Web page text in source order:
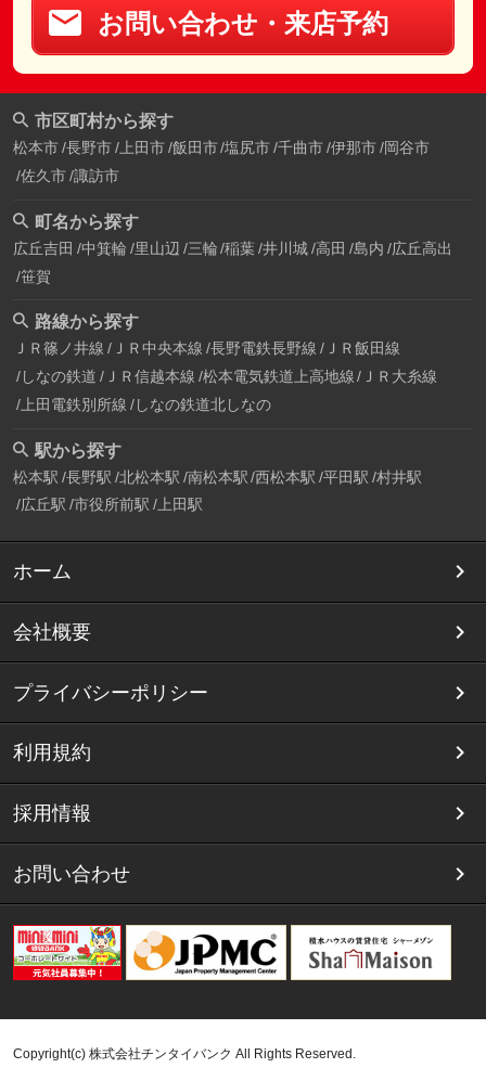
お問い合わせ・来店予約
市区町村から探す
松本市 長野市 上田市 飯田市 塩尻市 千曲市 伊那市 岡谷市
佐久市 諏訪市
町名から探す
広丘吉田 中箕輪 里山辺 三輪 稲葉 井川城 高田 島内 広丘高出
笹賀
路線から探す
ＪＲ篠ノ井線 ＪＲ中央本線 長野電鉄長野線 ＪＲ飯田線
しなの鉄道 ＪＲ信越本線 松本電気鉄道上高地線
ＪＲ大糸線
上田電鉄別所線 しなの鉄道北しなの
駅から探す
松本駅 長野駅 北松本駅 南松本駅 西松本駅 平田駅 村井駅
広丘駅 市役所前駅 上田駅
ホーム
会社概要
プライバシーポリシー
利用規約
採用情報
お問い合わせ
Copyright(c) 株式会社チンタイバンク All Rights Reserved.